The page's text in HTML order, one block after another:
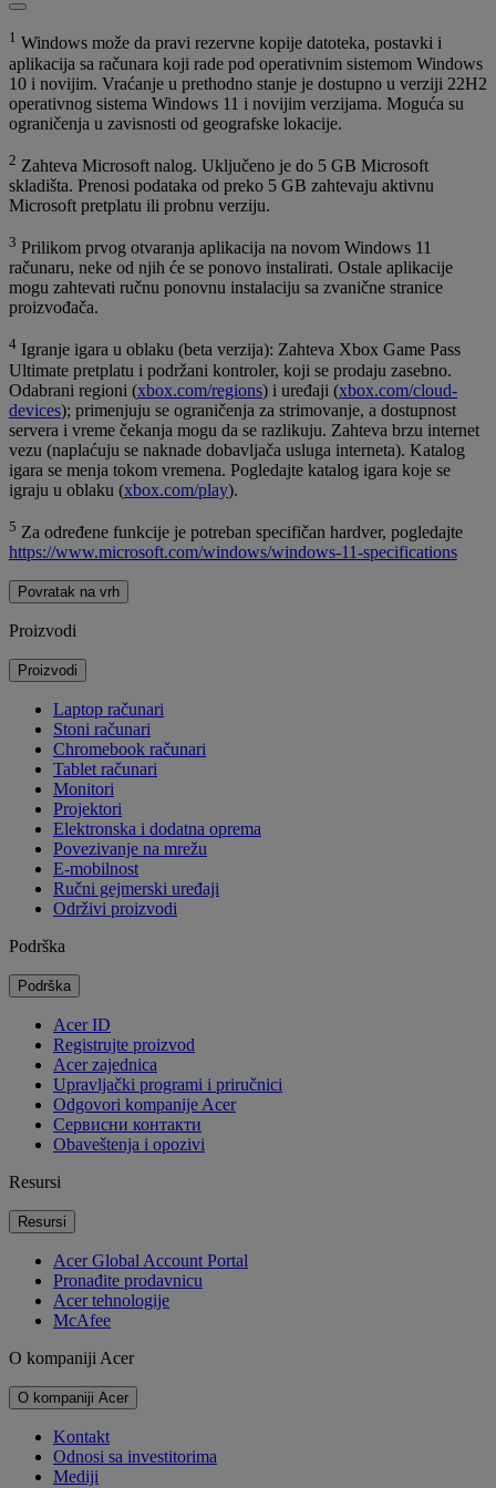
1 Windows može da pravi rezervne kopije datoteka, postavki i
aplikacija sa računara koji rade pod operativnim sistemom Windows
10 i novijim. Vraćanje u prethodno stanje je dostupno u verziji 22H2
operativnog sistema Windows 11 i novijim verzijama. Moguća su
ograničenja u zavisnosti od geografske lokacije.
2 Zahteva Microsoft nalog. Uključeno je do 5 GB Microsoft
skladišta. Prenosi podataka od preko 5 GB zahtevaju aktivnu
Microsoft pretplatu ili probnu verziju.
3 Prilikom prvog otvaranja aplikacija na novom Windows 11
računaru, neke od njih će se ponovo instalirati. Ostale aplikacije
mogu zahtevati ručnu ponovnu instalaciju sa zvanične stranice
proizvođača.
4 Igranje igara u oblaku (beta verzija): Zahteva Xbox Game Pass
Ultimate pretplatu i podržani kontroler, koji se prodaju zasebno.
Odabrani regioni (xbox.com/regions) i uređaji (xbox.com/cloud-
devices); primenjuju se ograničenja za strimovanje, a dostupnost
servera i vreme čekanja mogu da se razlikuju. Zahteva brzu internet
vezu (naplaćuju se naknade dobavljača usluga interneta). Katalog
igara se menja tokom vremena. Pogledajte katalog igara koje se
igraju u oblaku (xbox.com/play).
5 Za određene funkcije je potreban specifičan hardver, pogledajte
https://www.microsoft.com/windows/windows-11-specifications
Povratak na vrh
Proizvodi
Proizvodi
Laptop računari
Stoni računari
Chromebook računari
Tablet računari
Monitori
Projektori
Elektronska i dodatna oprema
Povezivanje na mrežu
E-mobilnost
Ručni gejmerski uređaji
Održivi proizvodi
Podrška
Podrška
Acer ID
Registrujte proizvod
Acer zajednica
Upravljački programi i priručnici
Odgovori kompanije Acer
Cервисни контакти
Obaveštenja i opozivi
Resursi
Resursi
Acer Global Account Portal
Pronađite prodavnicu
Acer tehnologije
McAfee
O kompaniji Acer
O kompaniji Acer
Kontakt
Odnosi sa investitorima
Mediji